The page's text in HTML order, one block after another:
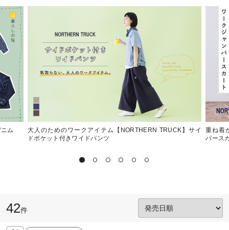
ム
大人のためのワークアイテム【NORTHERN TRUCK】サイ
ドポケット付きワイドパンツ
重ね着
パース
42件